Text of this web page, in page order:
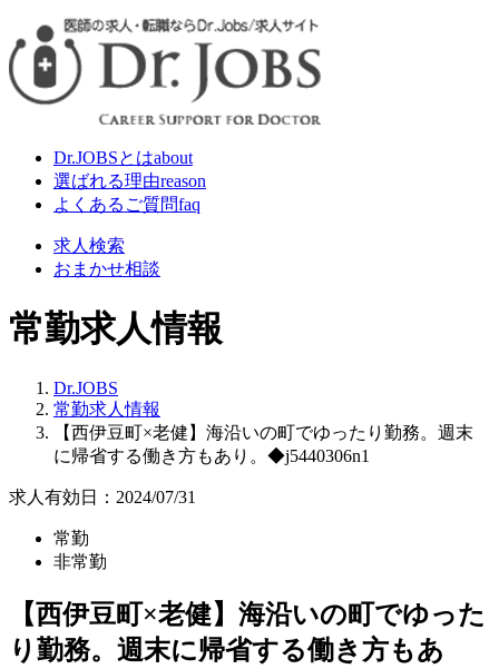
Dr.JOBSとはabout
選ばれる理由reason
よくあるご質問faq
求人検索
おまかせ相談
常勤求人情報
Dr.JOBS
常勤求人情報
【西伊豆町×老健】海沿いの町でゆったり勤務。週末
に帰省する働き方もあり。◆j5440306n1
求人有効日：2024/07/31
常勤
非常勤
【西伊豆町×老健】海沿いの町でゆった
り勤務。週末に帰省する働き方もあ